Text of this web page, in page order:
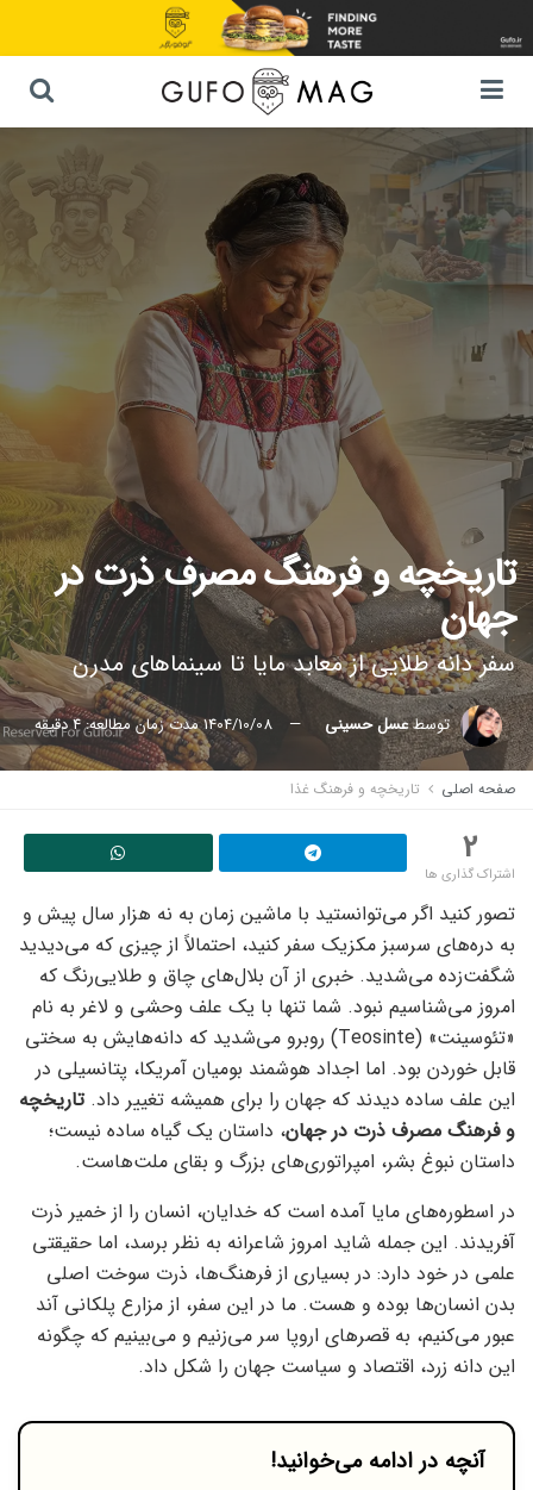
تاریخچه و فرهنگ مصرف ذرت در
جهان
سفر دانه طلایی از معابد مایا تا سینماهای مدرن
توسطعسل حسینی 1404/10/08مدت زمان مطالعه: 4 دقیقه
صفحه اصلی تاریخچه و فرهنگ غذا
2
اشتراک گذاری ها
تصور کنید اگر می‌توانستید با ماشین زمان به نه هزار سال پیش و
به دره‌های سرسبز مکزیک سفر کنید، احتمالاً از چیزی که می‌دیدید
شگفت‌زده می‌شدید. خبری از آن بلال‌های چاق و طلایی‌رنگ که
امروز می‌شناسیم نبود. شما تنها با یک علف وحشی و لاغر به نام
«تئوسینت» (Teosinte) روبرو می‌شدید که دانه‌هایش به سختی
قابل خوردن بود. اما اجداد هوشمند بومیان آمریکا، پتانسیلی در
این علف ساده دیدند که جهان را برای همیشه تغییر داد.تاریخچه
و فرهنگ مصرف ذرت در جهان، داستان یک گیاه ساده نیست؛
داستان نبوغ بشر، امپراتوری‌های بزرگ و بقای ملت‌هاست.
در اسطوره‌های مایا آمده است که خدایان، انسان را از خمیر ذرت
آفریدند. این جمله شاید امروز شاعرانه به نظر برسد، اما حقیقتی
علمی در خود دارد: در بسیاری از فرهنگ‌ها، ذرت سوخت اصلی
بدن انسان‌ها بوده و هست. ما در این سفر، از مزارع پلکانی آند
عبور می‌کنیم، به قصرهای اروپا سر می‌زنیم و می‌بینیم که چگونه
این دانه زرد، اقتصاد و سیاست جهان را شکل داد.
آنچه در ادامه می‌خوانید!